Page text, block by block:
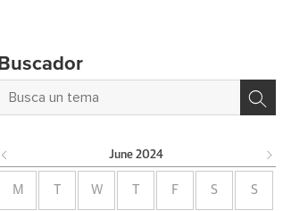
Buscador
June 2024
M W F S S